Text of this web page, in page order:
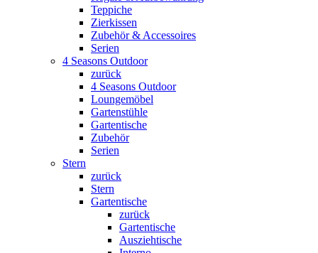
Teppiche
Zierkissen
Zubehör & Accessoires
Serien
4 Seasons Outdoor
zurück
4 Seasons Outdoor
Loungemöbel
Gartenstühle
Gartentische
Zubehör
Serien
Stern
zurück
Stern
Gartentische
zurück
Gartentische
Ausziehtische